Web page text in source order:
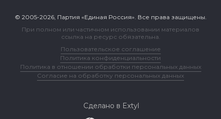
© 2005-2026, Партия «Единая Россия». Все права защищены.
При полном или частичном использовании материалов
ссылка на ресурс обязательна.
Пользовательское соглашение
Политика конфиденциальности
Политика в отношении обработки персональных данных
Согласие на обработку персональных данных
Сделано в Extyl